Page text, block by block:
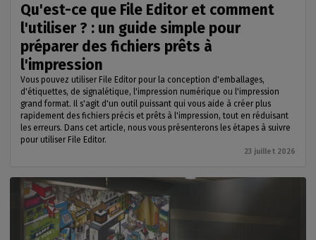
Qu'est-ce que File Editor et comment
l'utiliser ? : un guide simple pour
préparer des fichiers prêts à
l'impression
Vous pouvez utiliser File Editor pour la conception d'emballages,
d'étiquettes, de signalétique, l'impression numérique ou l'impression
grand format. Il s'agit d'un outil puissant qui vous aide à créer plus
rapidement des fichiers précis et prêts à l'impression, tout en réduisant
les erreurs. Dans cet article, nous vous présenterons les étapes à suivre
pour utiliser File Editor.
23 juillet 2026